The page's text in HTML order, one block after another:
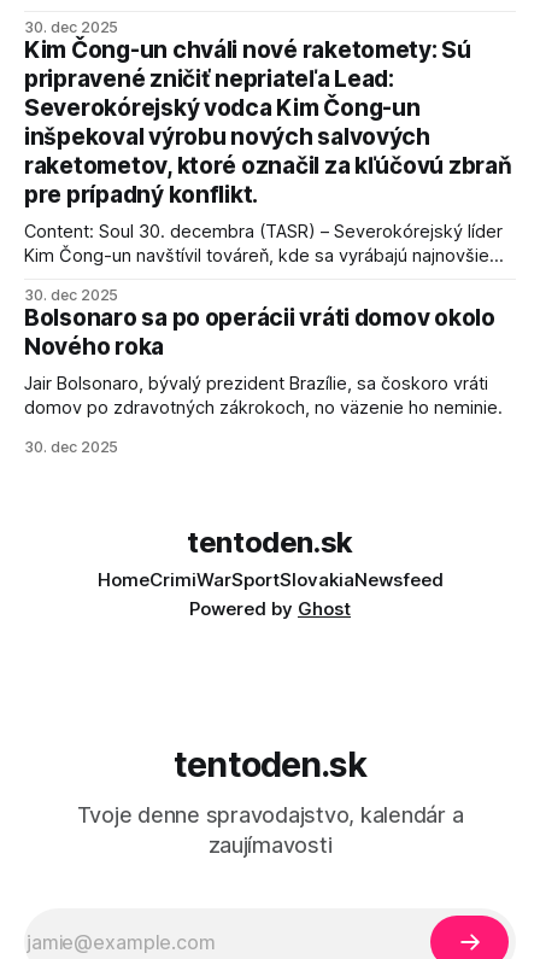
kľúčové pre úspešné dosiahnutie prímeria v Gaze. Agentúra
AFP informuje, že Trump vyjadril presvedčenie, že Izrael plní
podmienky dohody o prí
30. dec 2025
Kim Čong-un chváli nové raketomety: Sú
pripravené zničiť nepriateľa Lead:
Severokórejský vodca Kim Čong-un
inšpekoval výrobu nových salvových
raketometov, ktoré označil za kľúčovú zbraň
pre prípadný konflikt.
Content: Soul 30. decembra (TASR) – Severokórejský líder
Kim Čong-un navštívil továreň, kde sa vyrábajú najnovšie
schopnosti. Informovali o tom štátne médiá KĽDR, na ktoré
sa odvoláva agentúra AFP.
30. dec 2025
Bolsonaro sa po operácii vráti domov okolo
Nového roka
Jair Bolsonaro, bývalý prezident Brazílie, sa čoskoro vráti
domov po zdravotných zákrokoch, no väzenie ho neminie.
30. dec 2025
tentoden.sk
HomeCrimiWarSportSlovakiaNewsfeed
Powered by Ghost
tentoden.sk
Tvoje denne spravodajstvo, kalendár a
zaujímavosti